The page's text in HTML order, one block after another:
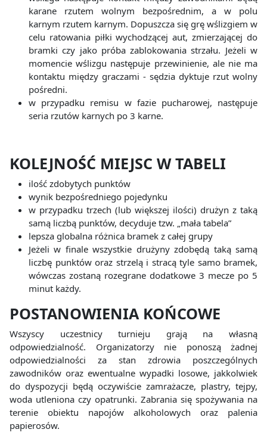
karane rzutem wolnym bezpośrednim, a w polu
karnym rzutem karnym. Dopuszcza się grę wślizgiem w
celu ratowania piłki wychodzącej aut, zmierzającej do
bramki czy jako próba zablokowania strzału. Jeżeli w
momencie wślizgu następuje przewinienie, ale nie ma
kontaktu między graczami - sędzia dyktuje rzut wolny
pośredni.
w przypadku remisu w fazie pucharowej, następuje
seria rzutów karnych po 3 karne.
KOLEJNOŚĆ MIEJSC W TABELI
ilość zdobytych punktów
wynik bezpośredniego pojedynku
w przypadku trzech (lub większej ilości) drużyn z taką
samą liczbą punktów, decyduje tzw. „mała tabela”
lepsza globalna różnica bramek z całej grupy
Jeżeli w finale wszystkie drużyny zdobędą taką samą
liczbę punktów oraz strzelą i stracą tyle samo bramek,
wówczas zostaną rozegrane dodatkowe 3 mecze po 5
minut każdy.
POSTANOWIENIA KOŃCOWE
Wszyscy uczestnicy turnieju grają na własną
odpowiedzialność. Organizatorzy nie ponoszą żadnej
odpowiedzialności za stan zdrowia poszczególnych
zawodników oraz ewentualne wypadki losowe, jakkolwiek
do dyspozycji będą oczywiście zamrażacze, plastry, tejpy,
woda utleniona czy opatrunki. Zabrania się spożywania na
terenie obiektu napojów alkoholowych oraz palenia
papierosów.